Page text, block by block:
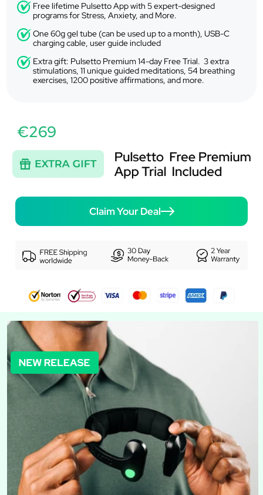
Free lifetime Pulsetto App with 5 expert-designed
programs for Stress, Anxiety, and More.
One 60g gel tube (can be used up to a month), USB-C
charging cable, user guide included
Extra gift: Pulsetto Premium 14-day Free Trial. 3 extra
stimulations, 11 unique guided meditations, 54 breathing
exercises, 1200 positive affirmations, and more.
€269
Claim Your Deal